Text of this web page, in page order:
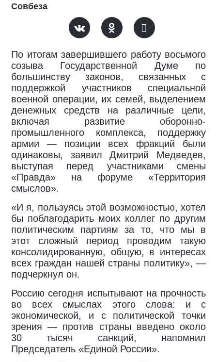
Совбеза
По итогам завершившего работу восьмого
созыва Государственной Думе по
большинству законов, связанных с
поддержкой участников специальной
военной операции, их семей, выделением
денежных средств на различные цели,
включая развитие оборонно-
промышленного комплекса, поддержку
армии — позиции всех фракций были
одинаковы, заявил Дмитрий Медведев,
выступая перед участниками смены
«Правда» на форуме «Территория
смыслов».
«И я, пользуясь этой возможностью, хотел
бы поблагодарить моих коллег по другим
политическим партиям за то, что мы в
этот сложный период проводим такую
консолидированную, общую, в интересах
всех граждан нашей страны политику», —
подчеркнул он.
Россию сегодня испытывают на прочность
во всех смыслах этого слова: и с
экономической, и с политической точки
зрения — против страны введено около
30 тысяч санкций, напомнил
Председатель «Единой России».